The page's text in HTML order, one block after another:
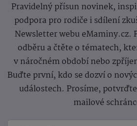
Pravidelný přísun novinek,
podpora pro rodiče i sdílení
Newsletter webu eMaminy.cz.
odběru a čtěte o tématech,
v náročném období nebo
Buďte první, kdo se dozví o
událostech. Prosíme,
mailové